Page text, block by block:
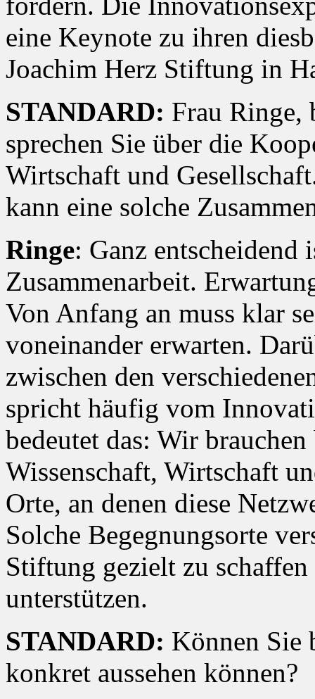
eine Keynote zu ihren
Joachim Herz Stiftung in
STANDARD: Frau Ringe,
sprechen Sie über die
Wirtschaft und
kann eine solche
Ringe: Ganz
Zusammenarbeit.
Von Anfang an muss klar
voneinander erwarten.
zwischen den
spricht häufig vom
bedeutet das: Wir
Wissenschaft, Wirtschaft
Orte, an denen diese
Solche Begegnungsorte
Stiftung gezielt zu
unterstützen.
STANDARD: Können Sie
konkret aussehen können?